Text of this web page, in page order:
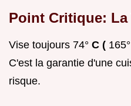
Point Critique: La
Vise toujours 74° C ( 165°
C'est la garantie d'une
risque.